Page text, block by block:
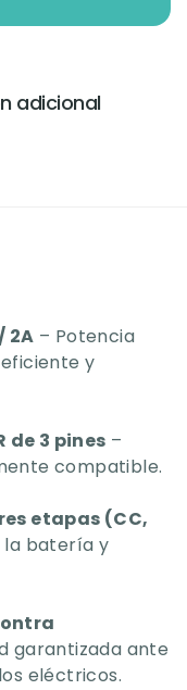
adicional
2A – Potencia
y
de 3 pines –
compatible.
etapas (CC,
la batería y
garantizada ante
eléctricos.